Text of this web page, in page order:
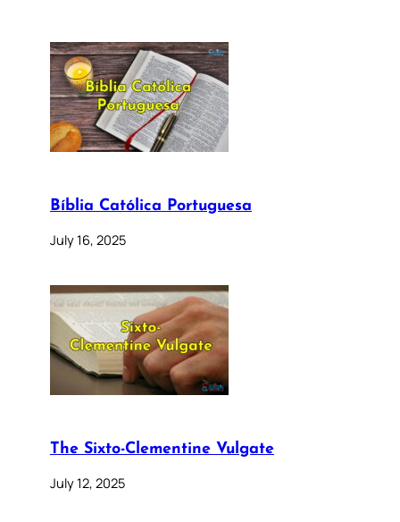
Bíblia Católica Portuguesa
July 16, 2025
The Sixto-Clementine Vulgate
July 12, 2025